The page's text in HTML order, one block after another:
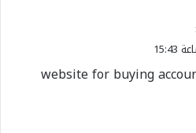
:
website for buying